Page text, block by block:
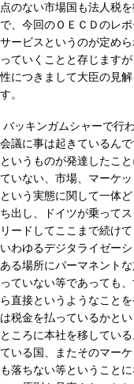
のない市場国も法人税
、今回のＯＥＣＤのレ
ービスというのが定め
ていくことと存じます
につきまして大臣の見
。
ッキンガムシャーで行
議に事は起きているん
いうものが発達したこ
いない、市場、マーケ
いう実態に関して一体
出し、ドイツが乗って
ードしてここまで続け
わゆるデジタライゼー
る場所にパーマネント
ていない等であっても
直接というようなこと
税金を払っているかと
ころに本社を移してい
いる国、またそのマー
落ちない等ということ